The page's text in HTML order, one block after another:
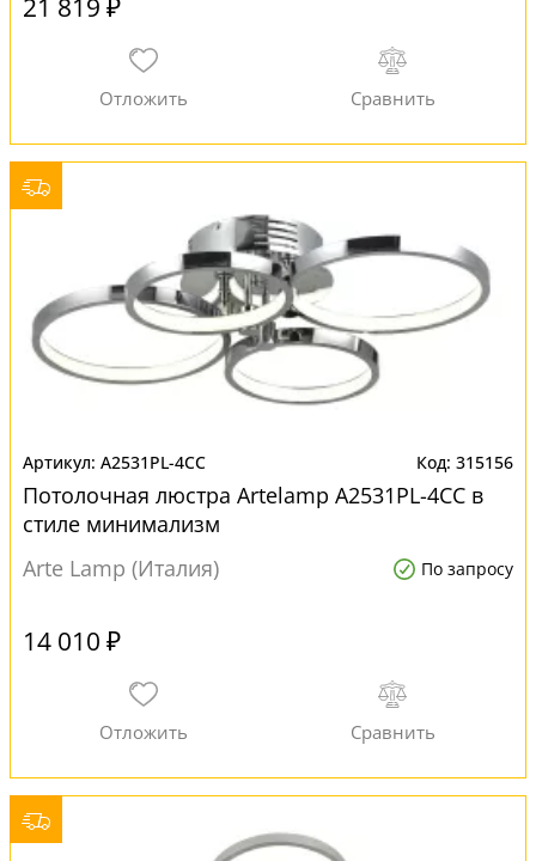
A2531PL-4CC 315156
Потолочная люстра Artelamp A2531PL-4CC в
стиле минимализм
Arte Lamp (Италия)
По запросу
14 010 ₽